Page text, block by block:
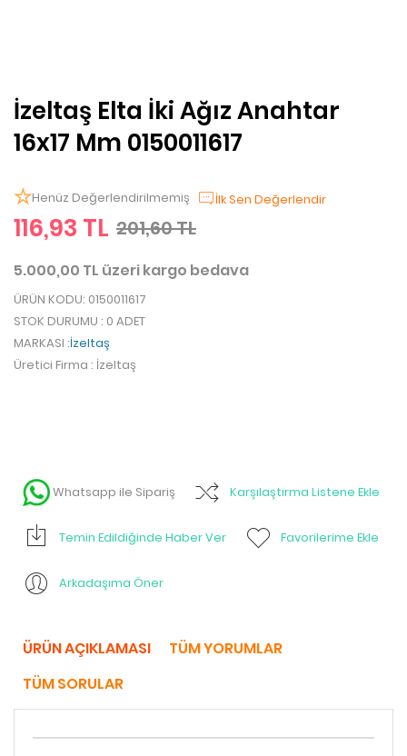
İzeltaş Elta İki Ağız Anahtar
16x17 Mm 0150011617
Henüz Değerlendirilmemiş İlk Sen Değerlendir
116,93 TL 201,60 TL
5.000,00 TL üzeri kargo bedava
ÜRÜN KODU: 0150011617
STOK DURUMU : 0 ADET
MARKASI :İzeltaş
Üretici Firma : İzeltaş
Whatsapp ile Sipariş Karşılaştırma Listene Ekle
Temin Edildiğinde Haber Ver Favorilerime Ekle
Arkadaşıma Öner
ÜRÜN AÇIKLAMASI
TÜM YORUMLAR
TÜM SORULAR